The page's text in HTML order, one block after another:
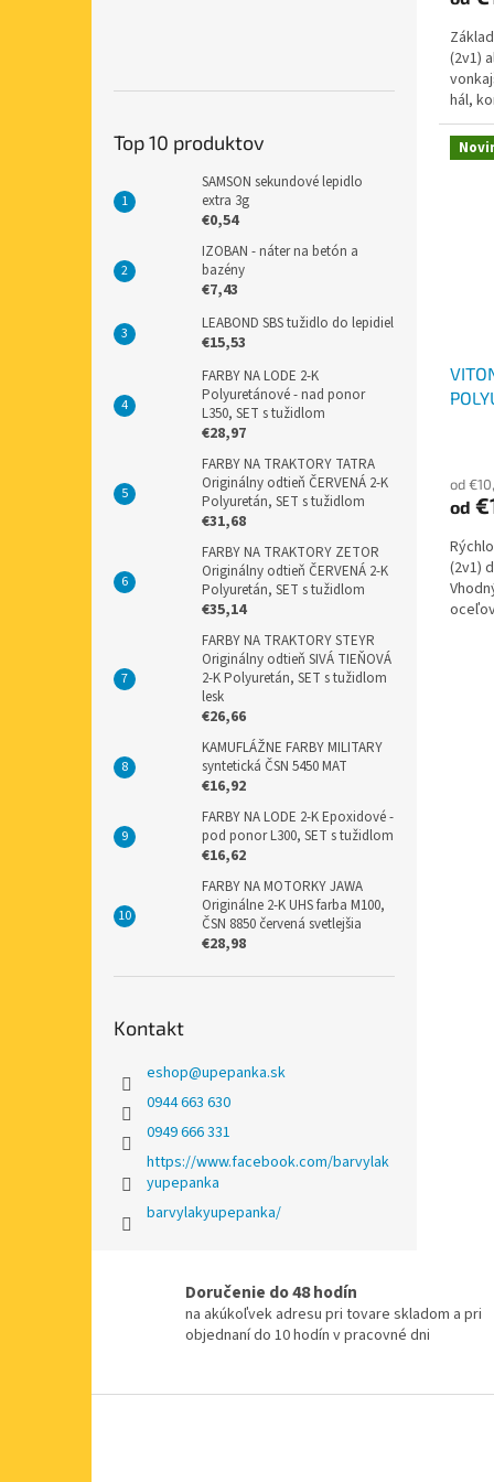
Top 10 produktov
SAMSON sekundové lepidlo
extra 3g
€0,54
IZOBAN - náter na betón a
bazény
€7,43
LEABOND SBS tužidlo do lepidiel
€15,53
FARBY NA LODE 2-K
Polyuretánové - nad ponor
L350, SET s tužidlom
€28,97
FARBY NA TRAKTORY TATRA
Originálny odtieň ČERVENÁ 2-K
Polyuretán, SET s tužidlom
€31,68
FARBY NA TRAKTORY ZETOR
Originálny odtieň ČERVENÁ 2-K
Polyuretán, SET s tužidlom
€35,14
FARBY NA TRAKTORY STEYR
Originálny odtieň SIVÁ TIEŇOVÁ
2-K Polyuretán, SET s tužidlom
lesk
€26,66
KAMUFLÁŽNE FARBY MILITARY
syntetická ČSN 5450 MAT
€16,92
FARBY NA LODE 2-K Epoxidové -
pod ponor L300, SET s tužidlom
€16,62
FARBY NA MOTORKY JAWA
Originálne 2-K UHS farba M100,
ČSN 8850 červená svetlejšia
€28,98
Kontakt
eshop@upepanka.sk
0944 663 630
0949 666 331
https://www.facebook.com/barvylak
yupepanka
barvylakyupepanka/
(2v1)
hál,
a
od
od
(2v1)
Doručenie do 48 hodín
na akúkoľvek adresu pri tovare skladom a pri
objednaní do 10 hodín v pracovné dni